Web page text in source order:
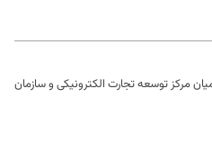
مرکز توسعه تجارت الکترونیکی و سازمان